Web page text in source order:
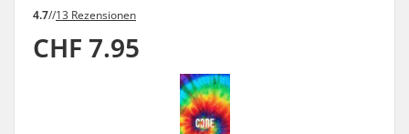
4.7//13 Rezensionen
CHF 7.95